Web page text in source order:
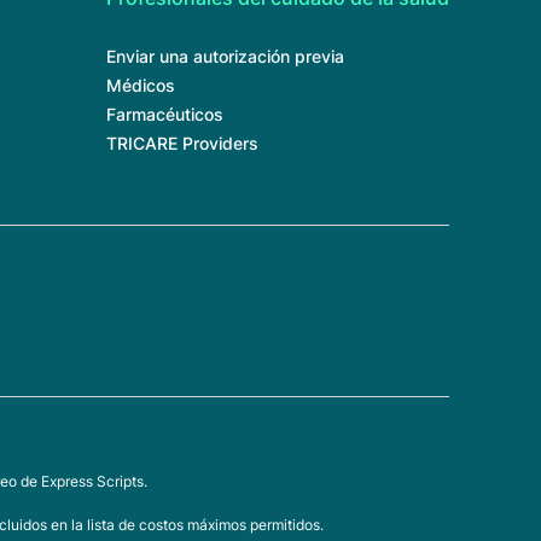
Enviar una autorización previa
Médicos
Farmacéuticos
TRICARE Providers
de Express Scripts.
en la lista de costos máximos permitidos.